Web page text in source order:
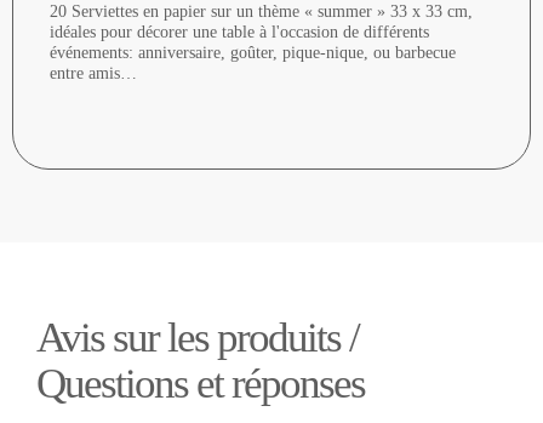
20 Serviettes en papier sur un thème « summer » 33 x 33 cm,
idéales pour décorer une table à l'occasion de différents
événements: anniversaire, goûter, pique-nique, ou barbecue
entre amis…
Avis sur les produits /
Questions et réponses